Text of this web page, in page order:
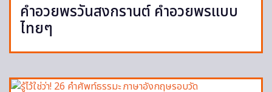
คำอวยพรวันสงกรานต์ คำอวยพรแบบ
ไทยๆ